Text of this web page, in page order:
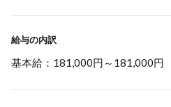
給与の内訳
基本給：181,000円～181,000円